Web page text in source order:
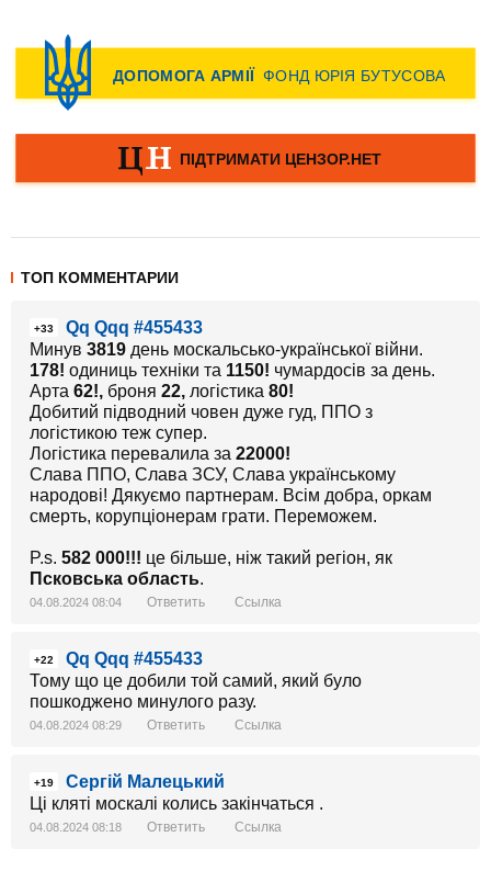
ТОП КОММЕНТАРИИ
+33
Qq Qqq #455433
Минув 3819 день москальсько-української війни.
178! одиниць техніки та 1150! чумардосів за день.
Арта 62!, броня 22, логістика 80!
Добитий підводний човен дуже гуд, ППО з
логістикою теж супер.
Логістика перевалила за 22000!
Слава ППО, Слава ЗСУ, Слава українському
народові! Дякуємо партнерам. Всім добра, оркам
смерть, корупціонерам грати. Переможем.
P.s. 582 000!!! це більше, ніж такий регіон, як
Псковська область.
04.08.2024 08:04 Ответить Ссылка
+22
Qq Qqq #455433
Тому що це добили той самий, який було
пошкоджено минулого разу.
04.08.2024 08:29 Ответить Ссылка
+19
Сергій Малецький
Ці кляті москалі колись закінчаться .
04.08.2024 08:18 Ответить Ссылка